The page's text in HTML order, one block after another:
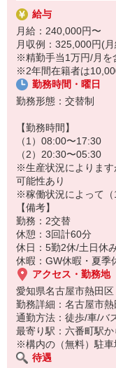
→電動ドライバーを使用
2）組み立てた製品に不
→ねじの締め忘れやボル
◆加工
1）アルミパーツを加工
2）加工された製品を取
工具の持ち方から教え
☆基本的にどの作業も簡
☆自分のペースでモク
詳細については面談時
派遣先の状況等によっ
す。
給与
月給：240,000円〜
月収例：325,000円(
※精勤手当1万円/月を
※2年間在籍者は
勤務時間・曜日
勤務形態：交替制
【勤務時間】
（1）08:00〜17:30
（2）20:30〜05:30
※生産状況によります
可能性あり
※稼働状況によって（
【備考】
勤務：2交替
休憩：3回計60分
休日：5勤2休/土日休
休暇：GW休暇・夏季
アクセス・勤務地
愛知県名古屋市熱田区
勤務詳細：名古屋市熱
通勤方法：徒歩/車/バ
最寄り駅：六番町駅
※構内の（無料）駐車
待遇